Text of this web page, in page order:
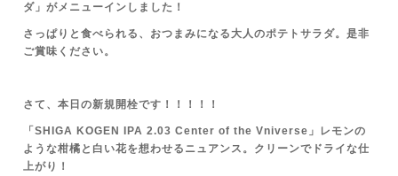
ダ」がメニューインしました！
さっぱりと食べられる、おつまみになる大人のポテトサラダ。 是非
ご賞味ください。
さて、本日の新規開栓です！！！！！
「SHIGA KOGEN IPA 2.03 Center of the Vniverse」レモンの
ような柑橘と白い花を想わせるニュアンス。クリーンでドライな仕
上がり！